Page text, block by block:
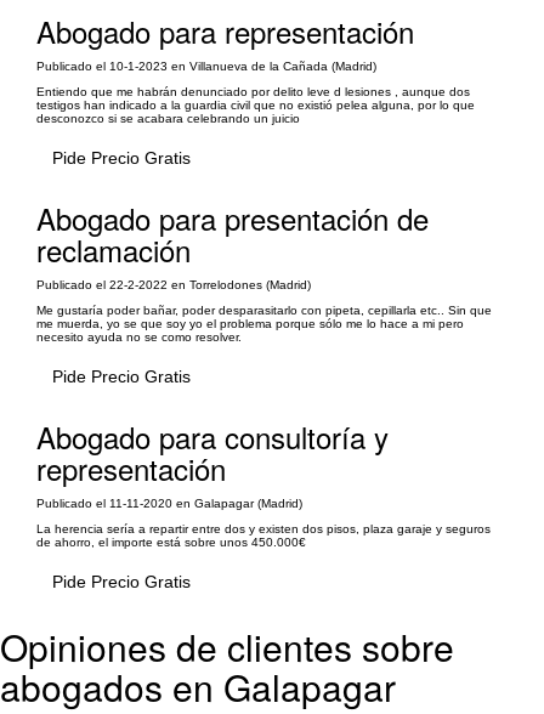
Abogado para representación
Publicado el 10-1-2023 en Villanueva de la Cañada (Madrid)
Entiendo que me habrán denunciado por delito leve d lesiones , aunque dos
testigos han indicado a la guardia civil que no existió pelea alguna, por lo que
desconozco si se acabara celebrando un juicio
Pide Precio Gratis
Abogado para presentación de
reclamación
Publicado el 22-2-2022 en Torrelodones (Madrid)
Me gustaría poder bañar, poder desparasitarlo con pipeta, cepillarla etc.. Sin que
me muerda, yo se que soy yo el problema porque sólo me lo hace a mi pero
necesito ayuda no se como resolver.
Pide Precio Gratis
Abogado para consultoría y
representación
Publicado el 11-11-2020 en Galapagar (Madrid)
La herencia sería a repartir entre dos y existen dos pisos, plaza garaje y seguros
de ahorro, el importe está sobre unos 450.000€
Pide Precio Gratis
Opiniones de clientes sobre
abogados en Galapagar